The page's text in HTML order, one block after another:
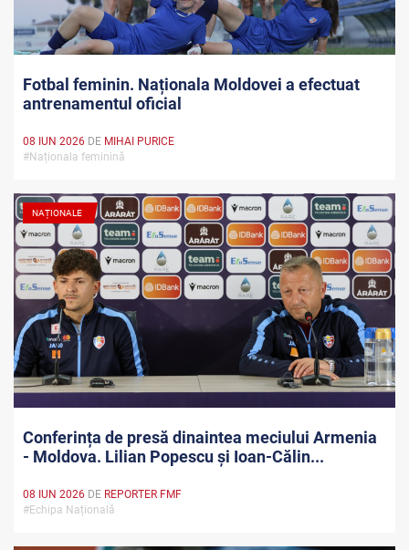
Fotbal feminin. Naționala Moldovei a efectuat
antrenamentul oficial
08 IUN 2026 DE MIHAI PURICE
#Naționala feminină
NAȚIONALE
Conferința de presă dinaintea meciului Armenia
- Moldova. Lilian Popescu și Ioan-Călin...
08 IUN 2026 DE REPORTER FMF
#Echipa Națională